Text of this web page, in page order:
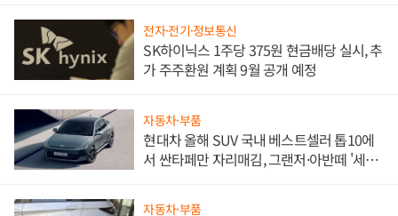
전자·전기·정보통신
SK하이닉스 1주당 375원 현금배당 실시, 추
가 주주환원 계획 9월 공개 예정
자동차·부품
현대차 올해 SUV 국내 베스트셀러 톱10에
서 싼타페만 자리매김, 그랜저·아반떼 '세단
자동차·부품